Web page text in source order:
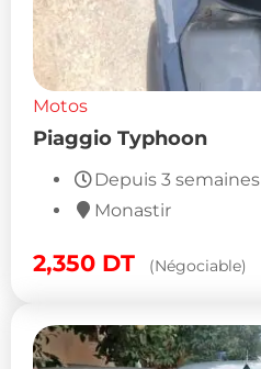
Motos
Piaggio Typhoon
Depuis 3 semaines
Monastir
2,350 DT (Négociable)